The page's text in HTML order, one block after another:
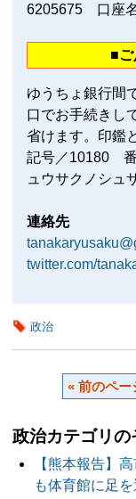
6205675 口座名
■ご
ゆうちょ銀行間
口でお手続きし
省けます。印鑑
記号／10180
ュウサクノシュ
連絡先
twitter.com/
政治
« 前のペー
政治カテゴリ
【熊本報告】
も体育館に足